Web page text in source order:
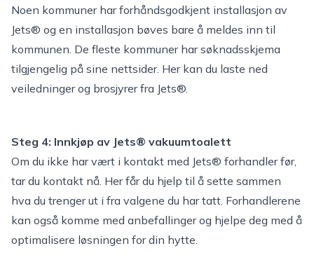
Noen kommuner har forhåndsgodkjent installasjon av
Jets® og en installasjon bøves bare å meldes inn til
kommunen. De fleste kommuner har søknadsskjema
tilgjengelig på sine nettsider. Her kan du laste ned
veiledninger og brosjyrer fra Jets®
Steg 4: Innkjøp av Jets® vakuumtoalett
Om du ikke har vært i kontakt med Jets® forhandlerfør,
tar du kontakt nå. Her får du hjelp til å sette sammen
hva du trenger ut i fra valgene du har tatt. Forhandlerene
kan også komme med anbefallinger og hjelpe deg med å
optimalisere løsningen for din hytte.